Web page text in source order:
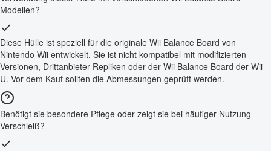
Modellen?
Diese Hülle ist speziell für die originale Wii Balance Board von
Nintendo Wii entwickelt. Sie ist nicht kompatibel mit modifizierten
Versionen, Drittanbieter-Repliken oder der Wii Balance Board der Wii
U. Vor dem Kauf sollten die Abmessungen geprüft werden.
Benötigt sie besondere Pflege oder zeigt sie bei häufiger Nutzung
Verschleiß?